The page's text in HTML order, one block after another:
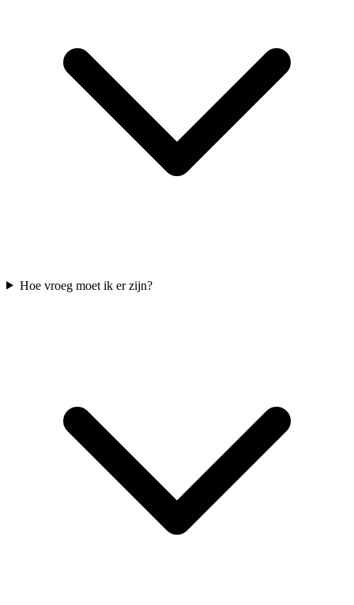
Hoe vroeg moet ik er zijn?